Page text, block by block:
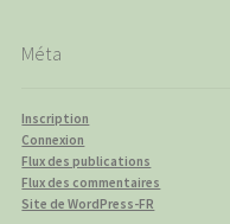
Méta
Inscription
Connexion
Flux des publications
Flux des commentaires
Site de WordPress-FR